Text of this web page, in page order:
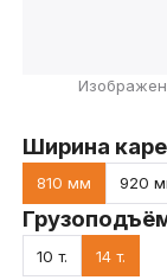
Ширина
810 мм 920
10 т. 14 т.